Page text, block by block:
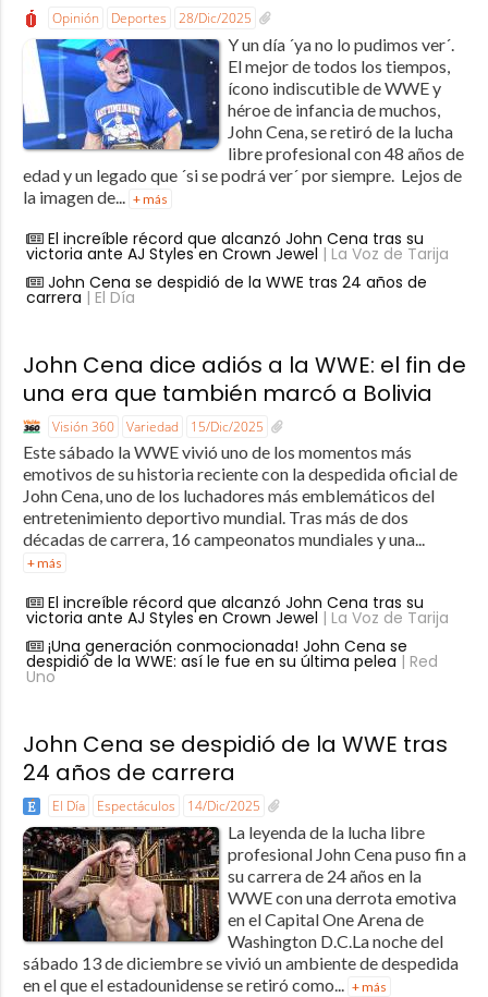
Opinión Deportes 28/Dic/2025
Y un día ´ya no lo pudimos ver´.
El mejor de todos los tiempos,
ícono indiscutible de WWE y
héroe de infancia de muchos,
John Cena, se retiró de la lucha
libre profesional con 48 años de
edad y un legado que ´si se podrá ver´ por siempre. Lejos de
la imagen de...
+ más
El increíble récord que alcanzó John Cena tras su
victoria ante AJ Styles en Crown Jewel | La Voz de Tarija
John Cena se despidió de la WWE tras 24 años de
carrera | El Día
John Cena dice adiós a la WWE: el fin de
una era que también marcó a Bolivia
Visión 360 Variedad 15/Dic/2025
Este sábado la WWE vivió uno de los momentos más
emotivos de su historia reciente con la despedida oficial de
John Cena, uno de los luchadores más emblemáticos del
entretenimiento deportivo mundial. Tras más de dos
décadas de carrera, 16 campeonatos mundiales y una...
+ más
El increíble récord que alcanzó John Cena tras su
victoria ante AJ Styles en Crown Jewel | La Voz de Tarija
¡Una generación conmocionada! John Cena se
despidió de la WWE: así le fue en su última pelea | Red
Uno
John Cena se despidió de la WWE tras
24 años de carrera
El Día Espectáculos 14/Dic/2025
La leyenda de la lucha libre
profesional John Cena puso fin a
su carrera de 24 años en la
WWE con una derrota emotiva
en el Capital One Arena de
Washington D.C.La noche del
sábado 13 de diciembre se vivió un ambiente de despedida
en el que el estadounidense se retiró como... + más